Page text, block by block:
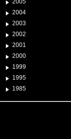
2005
2004
2003
2002
2001
2000
1999
1995
1985